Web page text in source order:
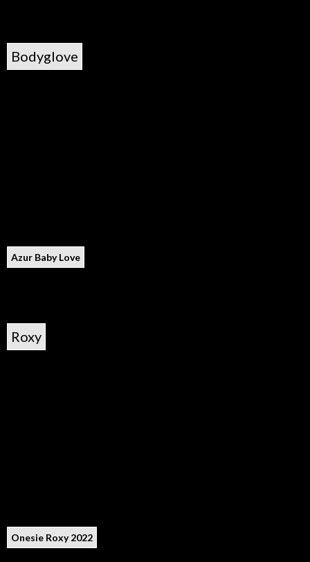
Bodyglove
Azur Baby Love
Roxy
Onesie Roxy 2022